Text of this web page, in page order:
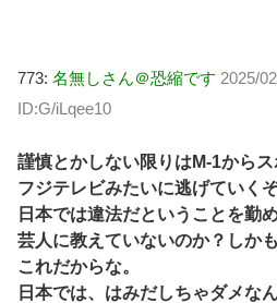
773: 名無しさん＠恐縮です 2025/
ID:G/iLqee10
謹慎とかしない限りはM-1から
フジテレビみたいに逃げていくぞ
日本では違法だということを勤
芸人に教えていないのか？しか
これだからな。
日本では、はみだしちゃダメなん